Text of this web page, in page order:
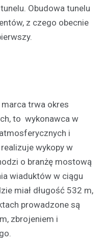
Obudowa tunelu
z czego obecnie
trwa okres
to wykonawca w
i
wykopy w
o branżę mostową
wiaduktów w ciągu
miał długość 532 m,
prowadzone są
zbrojeniem i